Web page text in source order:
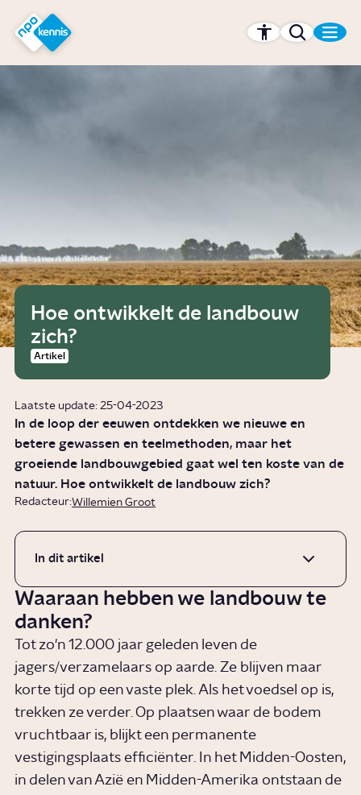
Hét kennisplatform van de NPO
Hoe ontwikkelt de landbouw
zich?
Artikel
Laatste update: 25-04-2023
In de loop der eeuwen ontdekken we nieuwe en
betere gewassen en teelmethoden, maar het
groeiende landbouwgebied gaat wel ten koste van de
natuur. Hoe ontwikkelt de landbouw zich?
Redacteur:Willemien Groot
In dit artikel
Waaraan hebben we landbouw te
danken?
Tot zo'n 12.000 jaar geleden leven de
jagers/verzamelaars op aarde. Ze blijven maar
korte tijd op een vaste plek. Als het voedsel op is,
trekken ze verder. Op plaatsen waar de bodem
vruchtbaar is, blijkt een permanente
vestigingsplaats efficiënter. In het Midden-Oosten,
in delen van Azië en Midden-Amerika ontstaan de